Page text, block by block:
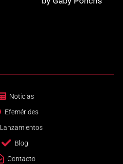
Noticias
Efemérides
Lanzamientos
Blog
Contacto